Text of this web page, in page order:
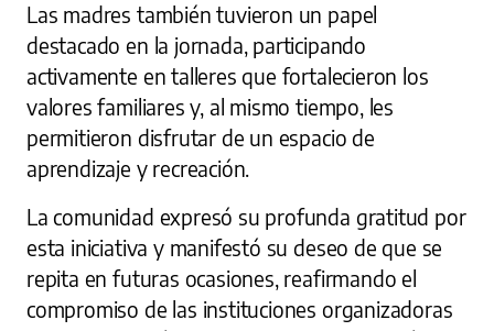
Las madres también tuvieron un papel
destacado en la jornada, participando
activamente en talleres que fortalecieron los
valores familiares y, al mismo tiempo, les
permitieron disfrutar de un espacio de
aprendizaje y recreación.
La comunidad expresó su profunda gratitud por
esta iniciativa y manifestó su deseo de que se
repita en futuras ocasiones, reafirmando el
compromiso de las instituciones organizadoras